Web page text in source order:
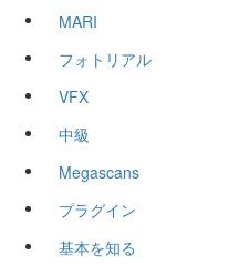
MARI
フォトリアル
VFX
中級
Megascans
プラグイン
基本を知る